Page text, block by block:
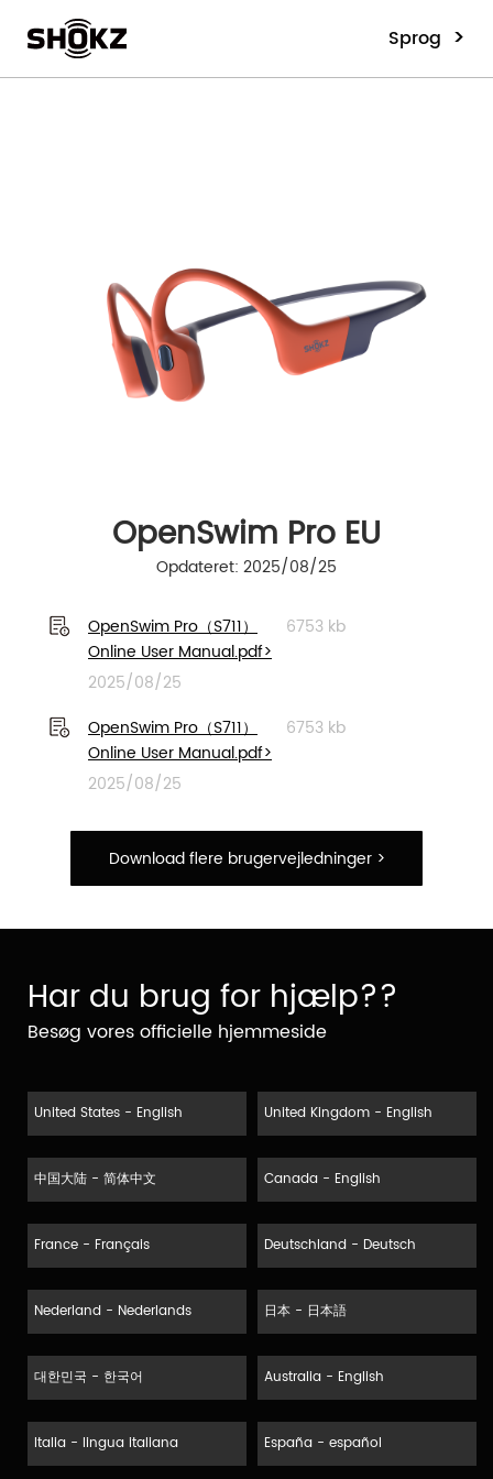
Sprog >
OpenSwim Pro EU
Opdateret: 2025/08/25
OpenSwim Pro（S711）
Online User Manual.pdf>
6753 kb
2025/08/25
OpenSwim Pro（S711）
Online User Manual.pdf>
6753 kb
2025/08/25
Download flere brugervejledninger >
Har du brug for hjælp??
Besøg vores officielle hjemmeside
United States - English United Kingdom - English
中国大陆 - 简体中文 Canada - English
France - Français Deutschland - Deutsch
Nederland - Nederlands 日本 - 日本語
대한민국 - 한국어 Australia - English
Italia - lingua italiana España - español